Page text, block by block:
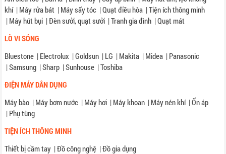
khí | Máy rửa bát | Máy sấy tóc |Quạt điều hòa |Tiện ích thông minh
| Máy hút bụi |Đèn sưởi, quạt sưởi |Tranh gia đình |Quạt mát
LÒ VI SÓNG
Bluestone | Electrolux |Goldsun | LG | Makita | Midea | Panasonic
|Samsung |Sharp |Sunhouse |Toshiba
ĐIỆN MÁY DÂN DỤNG
Máy bào | Máy bơm nước | Máy hơi | Máy khoan | Máy nén khí |Ổn áp
| Phụ tùng
TIỆN ÍCH THÔNG MINH
Thiết bị cầm tay |Đồ công nghệ |Đồ gia dụng